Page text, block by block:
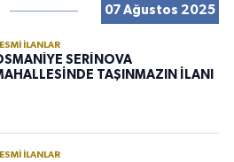
07 Ağustos 2025
İLANLAR
SERİNOVA
TAŞINMAZIN İLANI
İLANLAR